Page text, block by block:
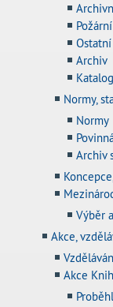
Archiv
Normy,
Normy
Archiv
Výběr
Akce,
Akce